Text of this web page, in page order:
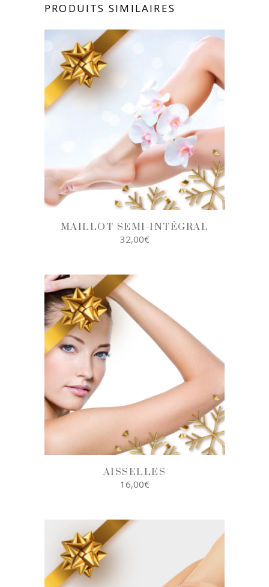
PRODUITS SIMILAIRES
MAILLOT SEMI-INTÉGRAL
32,00€
AJOUTER AU
PANIER
AISSELLES
16,00€
AJOUTER AU